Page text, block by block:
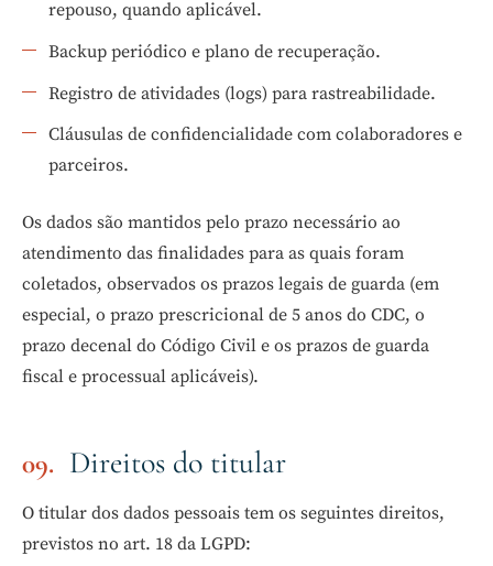
repouso, quando aplicável.
Backup periódico e plano de recuperação.
Registro de atividades (logs) para rastreabilidade.
Cláusulas de confidencialidade com colaboradores e
parceiros.
Os dados são mantidos pelo prazo necessário ao
atendimento das finalidades para as quais foram
coletados, observados os prazos legais de guarda (em
especial, o prazo prescricional de 5 anos do CDC, o
prazo decenal do Código Civil e os prazos de guarda
fiscal e processual aplicáveis).
Direitos do titular
O titular dos dados pessoais tem os seguintes direitos,
previstos no art. 18 da LGPD: